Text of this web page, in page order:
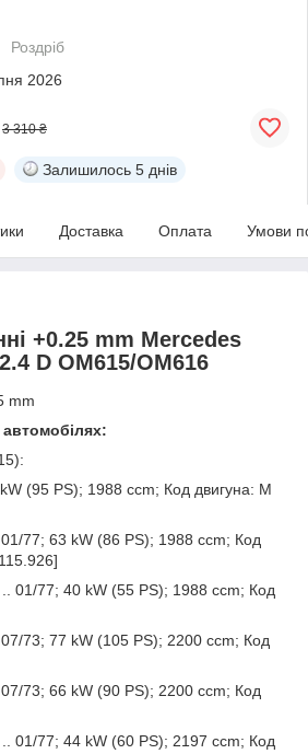
Роздріб
2026
3 310 ₴
Залишилось 5 днів
Доставка Оплата Умови
+0.25 mm Mercedes
D OM615/OM616
mm
(95 PS); 1988 ccm; Код двигуна: M
77; 63 kW (86 PS); 1988 ccm; Код
01/77; 40 kW (55 PS); 1988 ccm; Код
73; 77 kW (105 PS); 2200 ccm; Код
73; 66 kW (90 PS); 2200 ccm; Код
01/77; 44 kW (60 PS); 2197 ccm; Код